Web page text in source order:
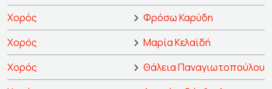
Χορός
Φρόσω Καρύδη
Χορός
Μαρία Κελαϊδή
Χορός
Θάλεια Παναγιωτοπούλου